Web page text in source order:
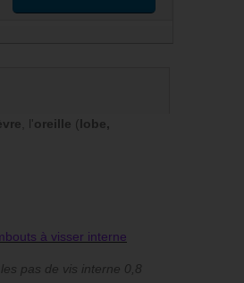
, l'oreille (lobe,
à visser interne
pas de vis interne 0,8